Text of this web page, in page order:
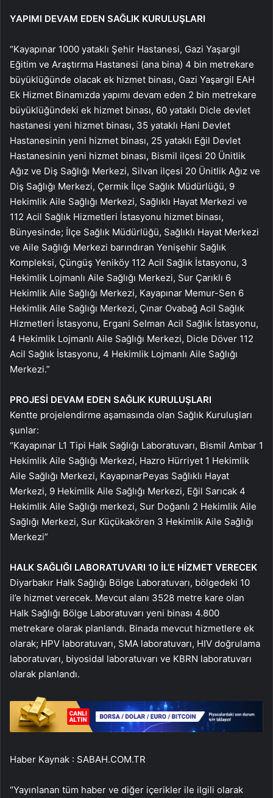
YAPIMI DEVAM EDEN SAĞLIK KURULUŞLARI
“Kayapınar 1000 yataklı Şehir Hastanesi, Gazi Yaşargil
Eğitim ve Araştırma Hastanesi (ana bina) 4 bin metrekare
büyüklüğünde olacak ek hizmet binası, Gazi Yaşargil EAH
Ek Hizmet Binamızda yapımı devam eden 2 bin metrekare
büyüklüğündeki ek hizmet binası, 60 yataklı Dicle devlet
hastanesi yeni hizmet binası, 35 yataklı Hani Devlet
Hastanesinin yeni hizmet binası, 25 yataklı Eğil Devlet
Hastanesinin yeni hizmet binası, Bismil ilçesi 20 Ünitlik
Ağız ve Diş Sağlığı Merkezi, Silvan ilçesi 20 Ünitlik Ağız ve
Diş Sağlığı Merkezi, Çermik İlçe Sağlık Müdürlüğü, 9
Hekimlik Aile Sağlığı Merkezi, Sağlıklı Hayat Merkezi ve
112 Acil Sağlık Hizmetleri İstasyonu hizmet binası,
Bünyesinde; İlçe Sağlık Müdürlüğü, Sağlıklı Hayat Merkezi
ve Aile Sağlığı Merkezi barındıran Yenişehir Sağlık
Kompleksi, Çüngüş Yeniköy 112 Acil Sağlık İstasyonu, 3
Hekimlik Lojmanlı Aile Sağlığı Merkezi, Sur Çarıklı 6
Hekimlik Aile Sağlığı Merkezi, Kayapınar Memur-Sen 6
Hekimlik Aile Sağlığı Merkezi, Çınar Ovabağ Acil Sağlık
Hizmetleri İstasyonu, Ergani Selman Acil Sağlık İstasyonu,
4 Hekimlik Lojmanlı Aile Sağlığı Merkezi, Dicle Döver 112
Acil Sağlık İstasyonu, 4 Hekimlik Lojmanlı Aile Sağlığı
Merkezi.”
PROJESİ DEVAM EDEN SAĞLIK KURULUŞLARI
Kentte projelendirme aşamasında olan Sağlık Kuruluşları
şunlar:
“Kayapınar L1 Tipi Halk Sağlığı Laboratuvarı, Bismil Ambar 1
Hekimlik Aile Sağlığı Merkezi, Hazro Hürriyet 1 Hekimlik
Aile Sağlığı Merkezi, KayapınarPeyas Sağlıklı Hayat
Merkezi, 9 Hekimlik Aile Sağlığı Merkezi, Eğil Sarıcak 4
Hekimlik Aile Sağlığı merkezi, Sur Doğanlı 2 Hekimlik Aile
Sağlığı Merkezi, Sur Küçükakören 3 Hekimlik Aile Sağlığı
Merkezi”
HALK SAĞLIĞI LABORATUVARI 10 İL’E HİZMET VERECEK
Diyarbakır Halk Sağlığı Bölge Laboratuvarı, bölgedeki 10
il’e hizmet verecek. Mevcut alanı 3528 metre kare olan
Halk Sağlığı Bölge Laboratuvarı yeni binası 4.800
metrekare olarak planlandı. Binada mevcut hizmetlere ek
olarak; HPV laboratuvarı, SMA laboratuvarı, HIV doğrulama
laboratuvarı, biyosidal laboratuvarı ve KBRN laboratuvarı
olarak planlandı.
Haber Kaynak : SABAH.COM.TR
“Yayınlanan tüm haber ve diğer içerikler ile ilgili olarak